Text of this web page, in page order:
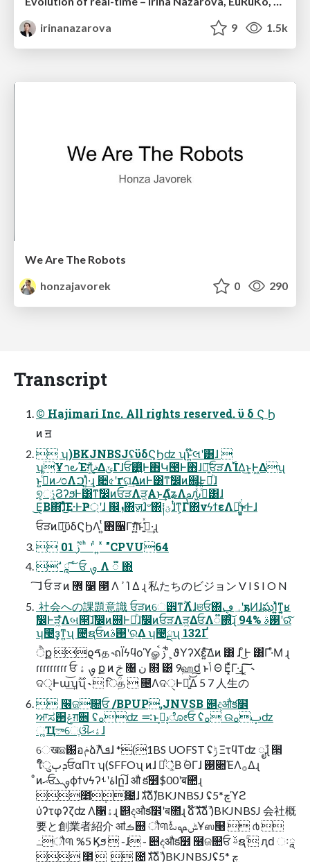
irinanazarova
9 1.5k
We Are The Robots
honzajavorek
0 290
Transcript
© Hajimari Inc. All rights reserved. ϋ δ Ϛ Ϧ
ͷ ॻ
 ʮ)BKJNBSJʢϋδϚϦʣ ʯͱ͍͏໊લʹ͸ɺ 
ʮҰา౿Έग़֮͢ޛ͕͋ΔݶΓɺਓ͸͍ͭͰ΋Կ౓Ͱ΋ɺ৽͍͠ਓੜΛ࢝ΊΔ͜ͱ͕Ͱ͖Δʯ
ͱ͍͏ࢲͨͪͷ৴೦ΛࠐΊ͍ͯ·͢ɻ ૊৫ʹґଘ͢ΔͷͰ͸ͳࣗ͘෼ͷ଍Ͱཱͪɺ
୭͔͕ෑ͍ͨϨʔϧͰ͸ͳࣗ͘෼ͷਓੜΛੜ͖Α͏ͱ͢ΔํʑΛࢧԉ͖ͯͨ͠ࢲͨͪ͸ɺ
͜Ε͔Β΋ɺͦͯ͜͠Ε·ͰҎ্ʹɺ ஌ܙ΍ٕज़ɺ҆৺΍༐ؾɺͭͳ͕Γ΍νϟϯεΛಧ͚͍ͯ͘͜ͱͰɺ
ਓੜͷ৽͍͠ϋδϚϦΛ ͍ͭ͘΋૑Γग़͍͖͍ͯͨ͠ͱߟ͍͑ͯ·͢ɻ
 01 ࢲ ͨ ͪ ʹ ͭ ͍ ͯ "CPVU64
 ࣗ ཱ ͠ ͨ ਓ ࡐ Λ ૿ ΍
͠ ɺ ਓ ੜ ͷ ޾ ෱ ౓ Λ ߴ Ί Δ ɻ 私たちのビジョン V I S I O N
 社会への課題意識 ਓੜͷେ੾ͳ࣌ؒΛɺଞਓ΍؀ڥʹҕͶɺఘΊ͍ͯͳ͍͔ʁ
ࣗ෼Ͱੜ͖ํΛબ୒͠ɺࣗ෼ͷ଍Ͱཱͪɺࣗ෼ͷਓੜΛੜ͖ΔਓΛ૿΍͍ͨ͠ɻ 94% ࢓ࣄʹରͯ͠
ʮ೤ҙ͕ͳ͍ʯ ೔ຊਓͷ࢓ࣄʹର͢Δ ʮ೤ྔʯ 132Ґ
ੈք ϱࠃத ˞ถΪϟϥοϓௐࠪ ࢲ ͨͪ ͕ϑΥʔΧε͍ͯ͠Δͷ ͸ ɺ ͦ͜Ͱ ͸͋Γ·ͤΜ ɻ
ɾɾɾɾɾɾɾɾɾ ਓ ࡐ ۀ ք ͷ ࢢ ৔ ن ໛ ͸ 9ஹԁ ͱݴ Θ Ε͓ͯΓ·͢ɻ ͔͠͠  ˞
ଦੑͰա͢͝ʮ࣌ؒʯ ˞  िؒத  ೔ΛଦੑͰա͍ͯ͝͠Δ 5 7 人生の
 ໦ଜ௚ਓ /BPUP,JNVSB ୅දऔక໾
ਆಸ઒ݝग़਎ ʢࡀʣ ࠺ͱࢠڙ͕ೋਓ ʢ່ࡀ ଉࢠࡀʣ
ૣҴాେֶଔۀޙɺ
େखଛ֐อݥձࣾΛܦͯɺ *(1BS UOFST ʢݱ ΞτϥΤʣ ೖࣾɻ ੒
ޭใुܕٻਓαΠτ ʮ(SFFOʯ ͷɺ ্ཱ͔ͪ͛Β ؔΘΓɺ ࢓૊ΈΛ࡞Δɻ
ͦͷޙਓࡐܥϕϯνϟʔاۀʹࢀը͠ɺ औ క໾$00ʹब೚ɻ
೥݄೔ɺ גࣜձࣾ)BKJNBSJ ʢچ*5ϓϩ
ύʔτφʔζʣ Λ૑ۀɻ ୅දऔక໾ʹब೚ɻ ձ໊ࣾ גࣜձࣾ )BKJNBSJ 会社概
要と創業者紹介 ॴࡏ஍ ौ୩۠ಓݰࡔҰஸ໨  ൪ 
߸ौ୩ %5 Ϗϧ  ֊ɺ ֊ ୅දऔక໾ ໦ଜ௚ਓ ࢿຊۚ  ԯԁ ઃཱ
 ೥  ݄  ೔ גࣜձࣾ )BKJNBSJʢچ *5